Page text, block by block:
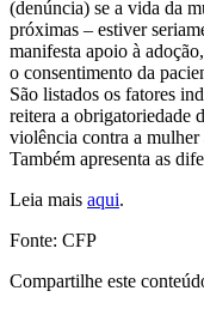
(denúncia) se a vida da
próximas – estiver
manifesta apoio à
o consentimento da
São listados os fatores
reitera a obrigatoriedade
violência contra a mulher
Também apresenta as
Leia mais aqui.
Fonte: CFP
Compartilhe este